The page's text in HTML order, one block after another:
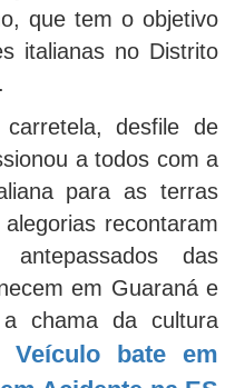
que tem o objetivo
italianas no Distrito
desfile de
a todos com a
para as terras
recontaram
das
em Guaraná e
chama da cultura
Veículo bate em